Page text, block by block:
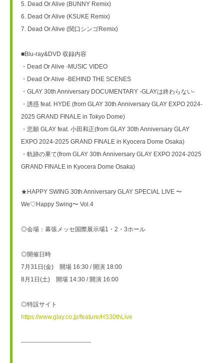
5. Dead Or Alive (BUNNY Remix)
6. Dead Or Alive (KSUKE Remix)
7. Dead Or Alive (関口シンゴRemix)
■Blu-ray&DVD 収録内容
・Dead Or Alive -MUSIC VIDEO
・Dead Or Alive -BEHIND THE SCENES
・GLAY 30th Anniversary DOCUMENTARY -GLAYは終わらない-
・誘惑 feat. HYDE (from GLAY 30th Anniversary GLAY EXPO 2024-
2025 GRAND FINALE in Tokyo Dome)
・悲願 GLAY feat. 小田和正(from GLAY 30th Anniversary GLAY
EXPO 2024-2025 GRAND FINALE in Kyocera Dome Osaka)
・軌跡の果て(from GLAY 30th Anniversary GLAY EXPO 2024-2025
GRAND FINALE in Kyocera Dome Osaka)
★HAPPY SWING 30th Anniversary GLAY SPECIAL LIVE 〜
We♡Happy Swing〜 Vol.4
◎会場：幕張メッセ国際展示場1・2・3ホール
◎開催日時
7月31日(金)　開場 16:30 / 開演 18:00
8月1日(土)　開場 14:30 / 開演 16:00
◎特設サイト
https://www.glay.co.jp/feature/HS30thLive
-----------------------------------